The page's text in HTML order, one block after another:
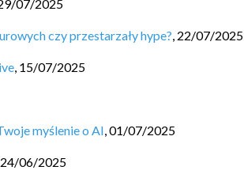
07/2025
czy przestarzały hype?, 22/07/2025
, 15/07/2025
myślenie o AI,01/07/2025
24/06/2025